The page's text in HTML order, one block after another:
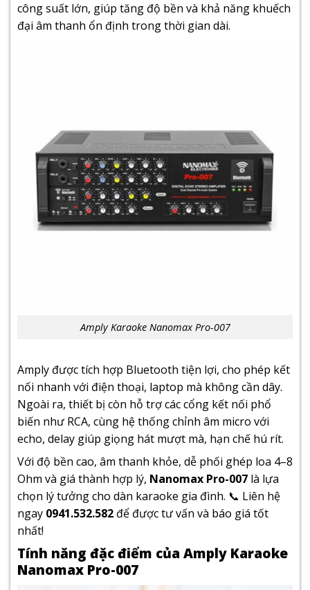
công suất lớn, giúp tăng độ bền và khả năng khuếch
đại âm thanh ổn định trong thời gian dài.
Amply Karaoke Nanomax Pro-007
Amply được tích hợp Bluetooth tiện lợi, cho phép kết
nối nhanh với điện thoại, laptop mà không cần dây.
Ngoài ra, thiết bị còn hỗ trợ các cổng kết nối phổ
biến như RCA, cùng hệ thống chỉnh âm micro với
echo, delay giúp giọng hát mượt mà, hạn chế hú rít.
Với độ bền cao, âm thanh khỏe, dễ phối ghép loa 4–8
Ohm và giá thành hợp lý, Nanomax Pro-007 là lựa
chọn lý tưởng cho dàn karaoke gia đình. 📞 Liên hệ
ngay 0941.532.582 để được tư vấn và báo giá tốt
nhất!
Tính năng đặc điểm của Amply Karaoke
Nanomax Pro-007